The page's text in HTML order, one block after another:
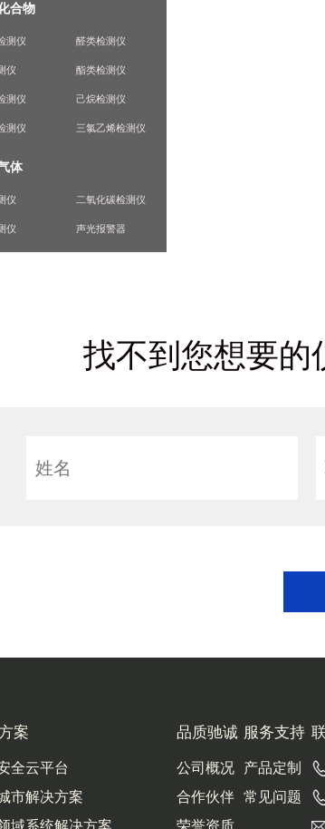
合物
测仪 醛类检测仪
仪 酯类检测仪
测仪 己烷检测仪
测仪 三氯乙烯检测仪
体
仪 二氧化碳检测仪
仪 声光报警器
找不到您想要的
案
全云平台
市解决方案
域系统解决方案
品质驰诚
公司概况
合作伙伴
荣誉资质
服务支持
产品定制
常见问题